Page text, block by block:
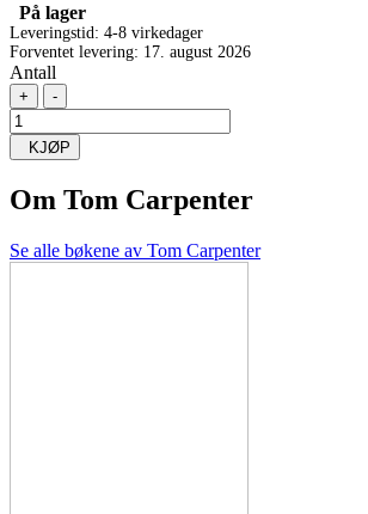
På lager
Leveringstid: 4-8 virkedager
Forventet levering: 17. august 2026
Antall
+ -
KJØP
Om Tom Carpenter
Se alle bøkene av Tom Carpenter